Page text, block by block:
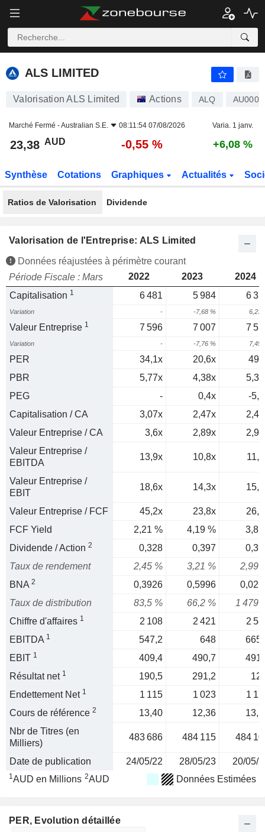
ALS LIMITED
ALS LIMITED
Valorisation ALS Limited Actions ALQ
Marché Fermé -Australian S.E. 08:11:54 07/08/2026 Varia. 1 janv.
23,38 AUD -0,55 % +6,08 %
Synthèse Cotations Graphiques Actualités
Ratios de Valorisation Dividende
Valorisation de l'Entreprise: ALS Limited
Données réajustées à périmètre courant
Période Fiscale : Mars
2022 2023
2024
Capitalisation 1 6 481 5 984 6
Variation - -7,68 % 6,23
Valeur Entreprise 1 7 596 7 007 7
Variation - -7,76 % 7,49
PER 34,1x 20,6x
PBR
5,77x 4,38x
PEG
- 0,4x
-
Capitalisation / CA
3,07x 2,47x
Valeur Entreprise / CA
3,6x 2,89x
Valeur Entreprise /
EBITDA
13,9x 10,8x
Valeur Entreprise /
EBIT
18,6x 14,3x
Valeur Entreprise / FCF 45,2x 23,8x
FCF Yield
2,21 % 4,19 %
3,8
Dividende / Action 2 0,328 0,397
Taux de rendement
2,45 % 3,21 %
2,99
BNA 2 0,3926 0,5996
Taux de distribution
83,5 % 66,2 %
1 479
Chiffre d'affaires 1 2 108 2 421
2
EBITDA 1 547,2 648
EBIT 1 409,4 490,7
Résultat net 1 190,5 291,2
Endettement Net 1 1 115 1 023
1
Cours de référence 2 13,40 12,36
Nbr de Titres (en
Milliers)
483 686 484 115 484
Date de publication 24/05/22 28/05/23 20/05/
1AUD en Millions 2AUD Données Estimées
PER, Evolution détaillée